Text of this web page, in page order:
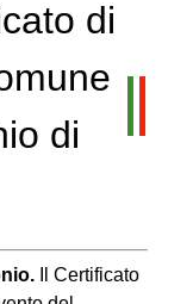
di
di
Il Certificato